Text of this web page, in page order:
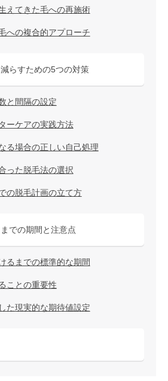
えてきた毛への再施術
への複合的アプローチ
らすための5つの対策
と間隔の設定
ーケアの実践方法
る場合の正しい自己処理
った脱毛法の選択
の脱毛計画の立て方
での期間と注意点
るまでの標準的な期間
ことの重要性
た現実的な期待値設定